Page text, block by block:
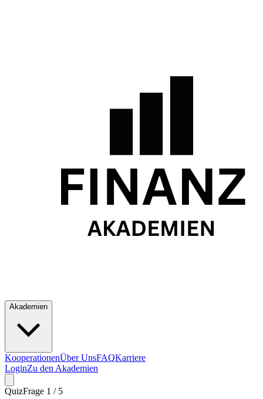
Akademien
KooperationenÜber UnsFAQKarriere
LoginZu den Akademien
QuizFrage 1 / 5